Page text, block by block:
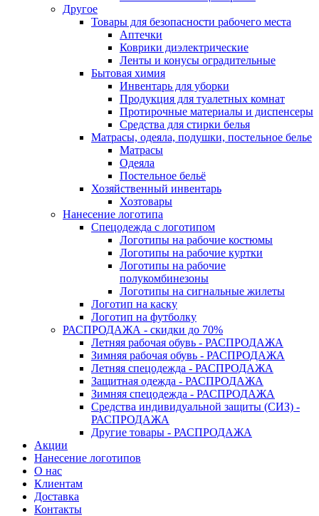
Другое
Товары для безопасности рабочего места
Аптечки
Коврики диэлектрические
Ленты и конусы оградительные
Бытовая химия
Инвентарь для уборки
Продукция для туалетных комнат
Протирочные материалы и диспенсеры
Средства для стирки белья
Матрасы, одеяла, подушки, постельное белье
Матрасы
Одеяла
Постельное бельё
Хозяйственный инвентарь
Хозтовары
Нанесение логотипа
Спецодежда с логотипом
Логотипы на рабочие костюмы
Логотипы на рабочие куртки
Логотипы на рабочие
полукомбинезоны
Логотипы на сигнальные жилеты
Логотип на каску
Логотип на футболку
РАСПРОДАЖА - скидки до 70%
Летняя рабочая обувь - РАСПРОДАЖА
Зимняя рабочая обувь - РАСПРОДАЖА
Летняя спецодежда - РАСПРОДАЖА
Защитная одежда - РАСПРОДАЖА
Зимняя спецодежда - РАСПРОДАЖА
Средства индивидуальной защиты (СИЗ) -
РАСПРОДАЖА
Другие товары - РАСПРОДАЖА
Акции
Нанесение логотипов
О нас
Клиентам
Доставка
Контакты